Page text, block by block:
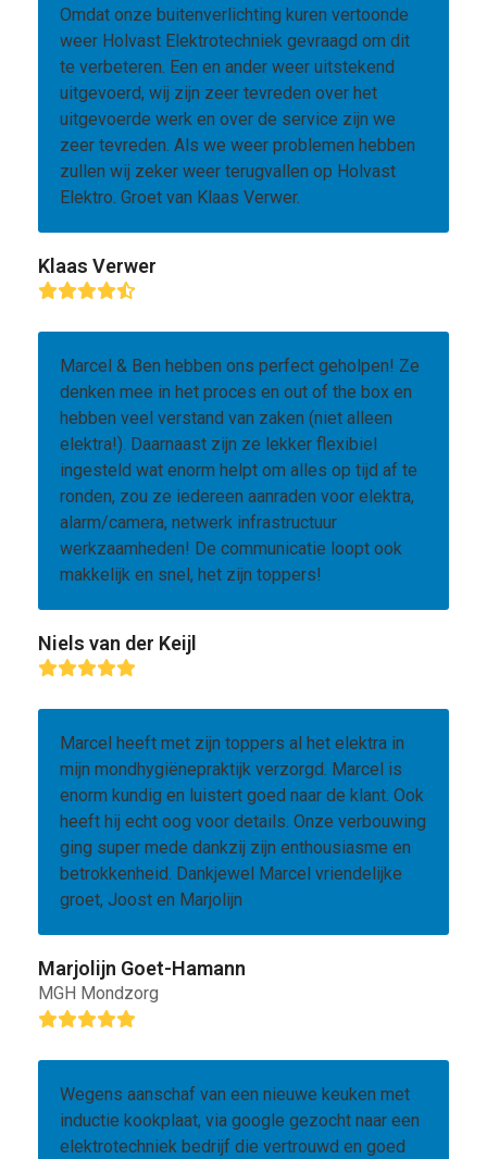
Omdat onze buitenverlichting kuren vertoonde
weer Holvast Elektrotechniek gevraagd om dit
te verbeteren. Een en ander weer uitstekend
uitgevoerd, wij zijn zeer tevreden over het
uitgevoerde werk en over de service zijn we
zeer tevreden. Als we weer problemen hebben
zullen wij zeker weer terugvallen op Holvast
Elektro. Groet van Klaas Verwer.
Klaas Verwer
Rating:
Marcel & Ben hebben ons perfect geholpen! Ze
denken mee in het proces en out of the box en
hebben veel verstand van zaken (niet alleen
elektra!). Daarnaast zijn ze lekker flexibiel
ingesteld wat enorm helpt om alles op tijd af te
ronden, zou ze iedereen aanraden voor elektra,
alarm/camera, netwerk infrastructuur
werkzaamheden! De communicatie loopt ook
makkelijk en snel, het zijn toppers!
Niels van der Keijl
Rating:
Marcel heeft met zijn toppers al het elektra in
mijn mondhygiënepraktijk verzorgd. Marcel is
enorm kundig en luistert goed naar de klant. Ook
heeft hij echt oog voor details. Onze verbouwing
ging super mede dankzij zijn enthousiasme en
betrokkenheid. Dankjewel Marcel vriendelijke
groet, Joost en Marjolijn
Marjolijn Goet-Hamann
MGH Mondzorg
Rating:
Wegens aanschaf van een nieuwe keuken met
inductie kookplaat, via google gezocht naar een
elektrotechniek bedrijf die vertrouwd en goed